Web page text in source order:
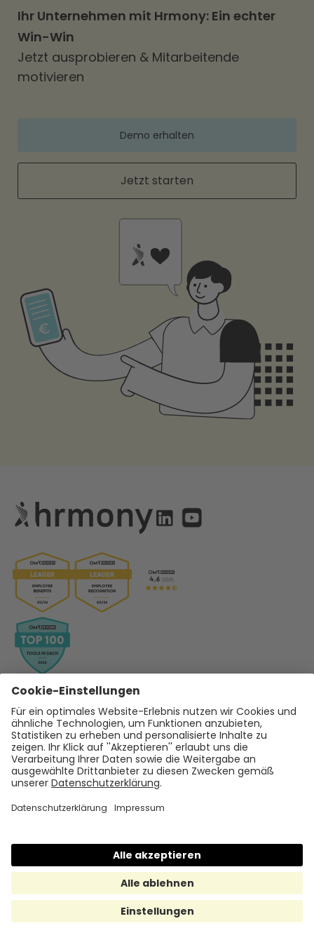
bezahlt werden.
Ihr Unternehmen mit Hrmony: Ein echter
Win-Win
Jetzt ausprobieren & Mitarbeitende
motivieren
Demo erhalten
Jetzt starten
Hilfe & Support
Help Center
support@hrmony.de
Vertrieb kontaktieren
+49 30 567 950 39
Karriere bei Hrmony
jobs@hrmony.de